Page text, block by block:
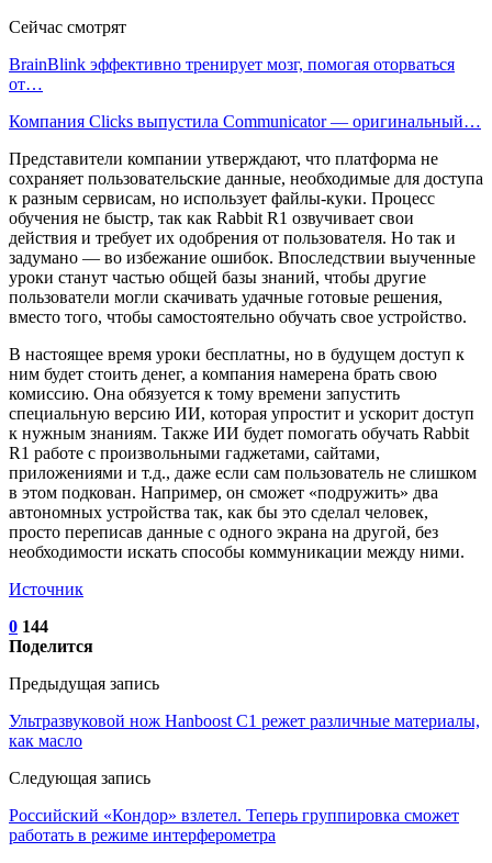
Сейчас смотрят
BrainBlink эффективно тренирует мозг, помогая оторваться
от…
Компания Clicks выпустила Communicator — оригинальный…
Представители компании утверждают, что платформа не
сохраняет пользовательские данные, необходимые для доступа
к разным сервисам, но использует файлы-куки. Процесс
обучения не быстр, так как Rabbit R1 озвучивает свои
действия и требует их одобрения от пользователя. Но так и
задумано — во избежание ошибок. Впоследствии выученные
уроки станут частью общей базы знаний, чтобы другие
пользователи могли скачивать удачные готовые решения,
вместо того, чтобы самостоятельно обучать свое устройство.
В настоящее время уроки бесплатны, но в будущем доступ к
ним будет стоить денег, а компания намерена брать свою
комиссию. Она обязуется к тому времени запустить
специальную версию ИИ, которая упростит и ускорит доступ
к нужным знаниям. Также ИИ будет помогать обучать Rabbit
R1 работе с произвольными гаджетами, сайтами,
приложениями и т.д., даже если сам пользователь не слишком
в этом подкован. Например, он сможет «подружить» два
автономных устройства так, как бы это сделал человек,
просто переписав данные с одного экрана на другой, без
необходимости искать способы коммуникации между ними.
Источник
0 144
Поделится
Предыдущая запись
Ультразвуковой нож Hanboost C1 режет различные материалы,
как масло
Следующая запись
Российский «Кондор» взлетел. Теперь группировка сможет
работать в режиме интерферометра